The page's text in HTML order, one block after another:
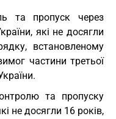
та пропуск через
які не досягли
встановленому
частини третьої
та пропуску
не досягли 16 років,